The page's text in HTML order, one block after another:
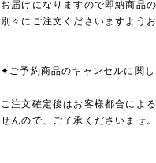
お届けになりますので即納商品
別々にご注文くださいますよう
✦ご予約商品のキャンセルに関し
ご注文確定後はお客様都合によ
せんので、ご了承くださいませ。